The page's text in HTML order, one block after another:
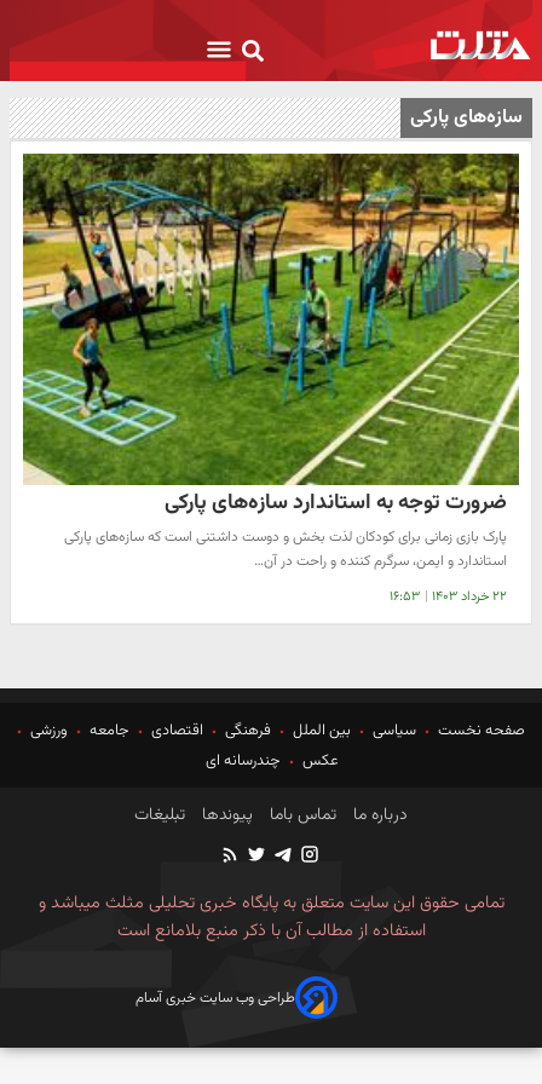
سازه‌های پارکی
ضرورت توجه به استاندارد سازه‌های پارکی
پارک بازی زمانی برای کودکان لذت بخش و دوست داشتنی است که سازه‌های پارکی
استاندارد و ایمن، سرگرم کننده و راحت در آن…
۲۲ خرداد ۱۴۰۳ | ۱۶:۵۳
صفحه نخست سیاسی بین الملل فرهنگی اقتصادی جامعه
ورزشی
عکس
چندرسانه ای
درباره ما تماس باما پیوندها تبلیغات
تمامی حقوق این سایت متعلق به پایگاه خبری تحلیلی مثلث میباشد و
استفاده از مطالب آن با ذکر منبع بلامانع است
طراحی وب سایت خبری آسام